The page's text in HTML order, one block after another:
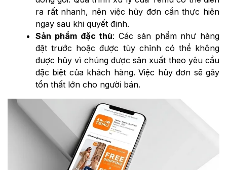
ra rất nhanh, nên việc hủy đơn cần thực hiện
ngay sau khi quyết định.
Sản phẩm đặc thù: Các sản phẩm như hàng
đặt trước hoặc được tùy chỉnh có thể không
được hủy vì chúng được sản xuất theo yêu cầu
đặc biệt của khách hàng. Việc hủy đơn sẽ gây
tổn thất lớn cho người bán.